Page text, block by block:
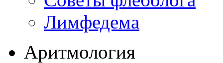
Лимфедема
Аритмология